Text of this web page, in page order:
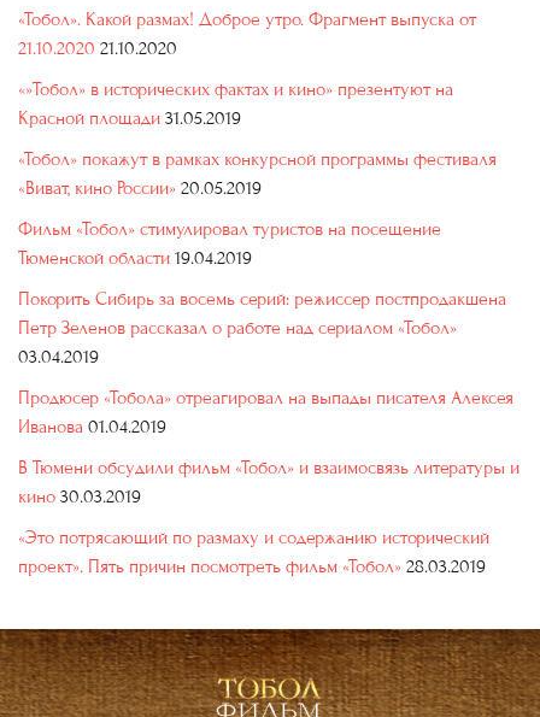
«Тобол». Какой размах! Доброе утро. Фрагмент выпуска от
21.10.2020 21.10.2020
«»Тобол» в исторических фактах и кино» презентуют на
Красной площади 31.05.2019
«Тобол» покажут в рамках конкурсной программы фестиваля
«Виват, кино России» 20.05.2019
Фильм «Тобол» стимулировал туристов на посещение
Тюменской области 19.04.2019
Покорить Сибирь за восемь серий: режиссер постпродакшена
Петр Зеленов рассказал о работе над сериалом «Тобол»
03.04.2019
Продюсер «Тобола» отреагировал на выпады писателя Алексея
Иванова 01.04.2019
В Тюмени обсудили фильм «Тобол» и взаимосвязь литературы и
кино 30.03.2019
«Это потрясающий по размаху и содержанию исторический
проект». Пять причин посмотреть фильм «Тобол» 28.03.2019